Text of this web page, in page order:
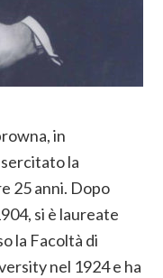
in
la
25 anni. Dopo
si è laureate
la Facoltà di
nel 1924 e ha